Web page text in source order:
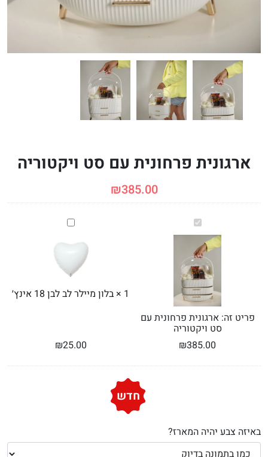
ארגונית פרחונית עם סט ויקטוריה
₪385.00
ארגונית
פרחונית
עם
סט
ויקטוריה
פריט זה: ארגונית פרחונית עם
סט ויקטוריה
₪385.00
בלון
לב
18
אינץ׳
1
× בלון מיילר לב לבן 18 אינץ׳
₪25.00
חדש
באיזה צבע יהיה המארז?